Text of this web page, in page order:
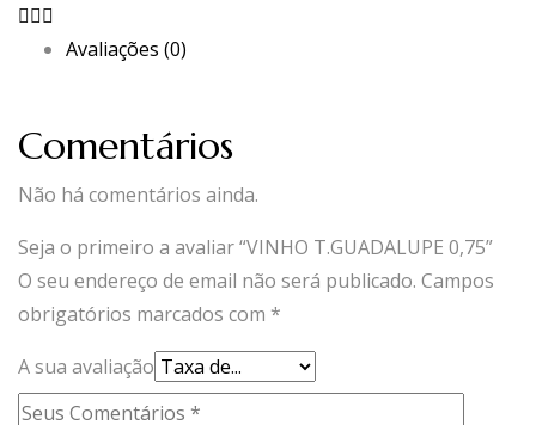
Avaliações (0)
Comentários
Não há comentários ainda.
Seja o primeiro a avaliar “VINHO T.GUADALUPE 0,75”
O seu endereço de email não será publicado. Campos
obrigatórios marcados com *
A sua avaliação